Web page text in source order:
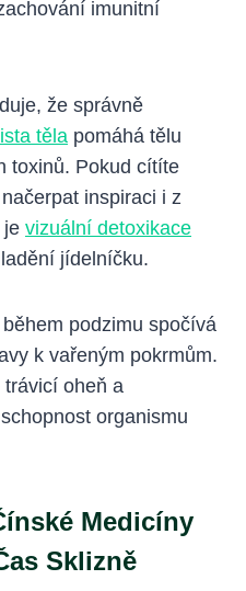
imunitní
že správně
těla pomáhá tělu
toxinů. Pokud cítíte
inspiraci i z
je vizuální detoxikace
jídelníčku.
během podzimu spočívá
k vařeným pokrmům.
oheň a
organismu
Medicíny
Sklizně